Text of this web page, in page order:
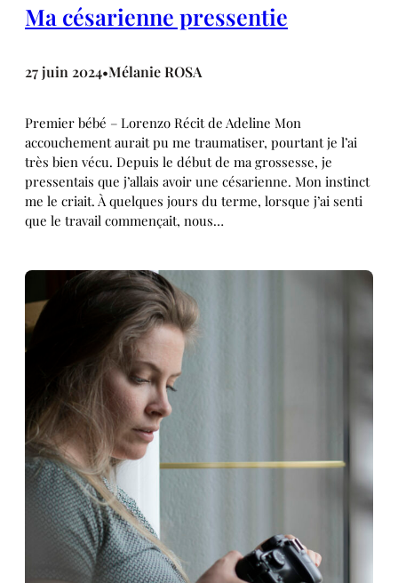
Ma césarienne pressentie
27 juin 2024•Mélanie ROSA
Premier bébé – Lorenzo Récit de Adeline Mon
accouchement aurait pu me traumatiser, pourtant je l’ai
très bien vécu. Depuis le début de ma grossesse, je
pressentais que j’allais avoir une césarienne. Mon instinct
me le criait. À quelques jours du terme, lorsque j’ai senti
que le travail commençait, nous…